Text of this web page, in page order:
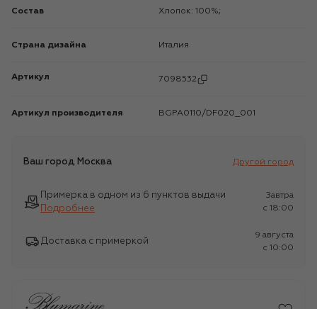
Состав Хлопок: 100%;
Страна дизайна Италия
Артикул 7098532
Артикул производителя BGPA0110/DF020_001
Ваш город Москва Другой город
Примерка в одном из 6 пунктов выдачи
Подробнее
Завтра
c 18:00
Доставка с примеркой
9 августа
c 10:00